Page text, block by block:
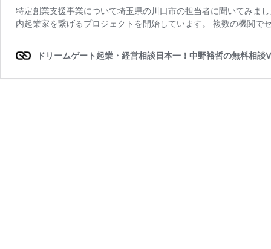
特定創業支援事業について埼玉県の川口市の担当者に聞いてみま
内起業家を繋げるプロジェクトを開始しています。 複数の機関
ドリームゲート起業・経営相談日本一！中野裕哲の無料相